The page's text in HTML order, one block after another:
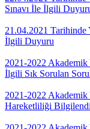
Sınavı İle İlgili
21.04.2021 Tarihinde
İlgili Duyuru
2021-2022 Akademik
İlgili Sık Sorulan
2021-2022 Akademik
Hareketliliği